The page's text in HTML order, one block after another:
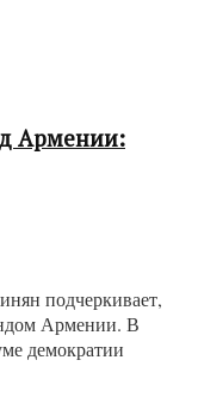
Армении:
подчеркивает,
Армении. В
демократии